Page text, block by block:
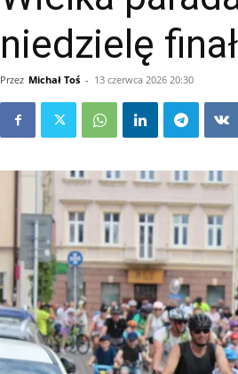
niedzielę
Przez Michał Toś - 13 czerwca 2026 20:30